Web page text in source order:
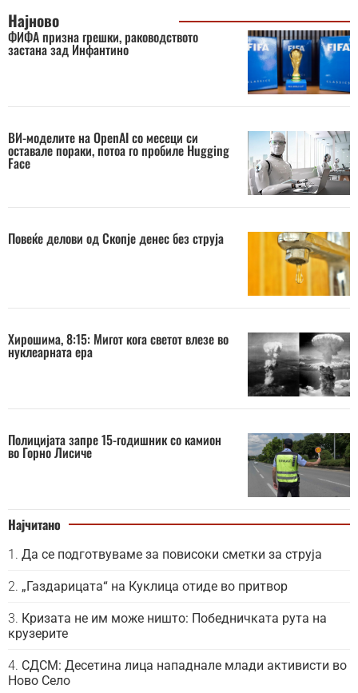
Најново
ФИФА призна грешки, раководството
застана зад Инфантино
ВИ-моделите на OpenAI со месеци си
оставале пораки, потоа го пробиле Hugging
Face
Повеќе делови од Скопје денес без струја
Хирошима, 8:15: Мигот кога светот влезе во
нуклеарната ера
Полицијата запре 15-годишник со камион
во Горно Лисиче
Најчитано
Да се подготвуваме за повисоки сметки за струја
„Газдарицата“ на Куклица отиде во притвор
Кризата не им може ништо: Победничката рута на
крузерите
СДСМ: Десетина лица нападнале млади активисти во
Ново Село